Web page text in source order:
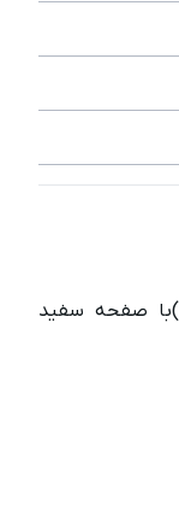
خرید چراغ توکار 42 وات اپتیلد(30x120)با صفحه سفید